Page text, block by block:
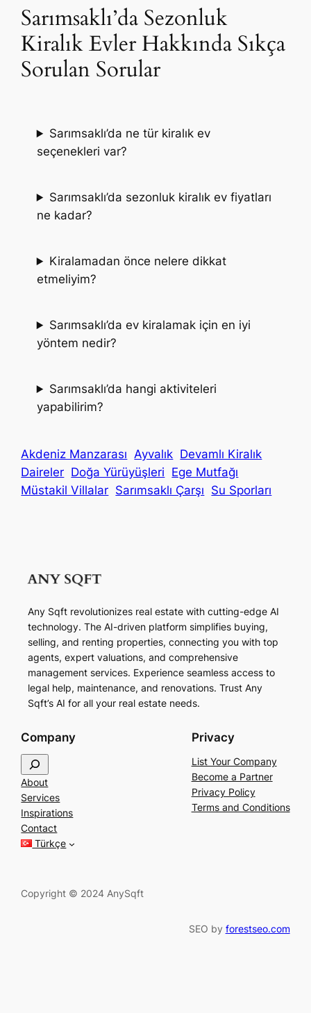
Sarımsaklı’da Sezonluk
Kiralık Evler Hakkında Sıkça
Sorulan Sorular
Sarımsaklı’da ne tür kiralık ev
seçenekleri var?
Sarımsaklı’da sezonluk kiralık ev fiyatları
ne kadar?
Kiralamadan önce nelere dikkat
etmeliyim?
Sarımsaklı’da ev kiralamak için en iyi
yöntem nedir?
Sarımsaklı’da hangi aktiviteleri
yapabilirim?
Akdeniz Manzarası Ayvalık Devamlı Kiralık
Daireler Doğa Yürüyüşleri Ege Mutfağı
Müstakil Villalar Sarımsaklı Çarşı Su Sporları
Any Sqft revolutionizes real estate with cutting-edge AI
technology. The AI-driven platform simplifies buying,
selling, and renting properties, connecting you with top
agents, expert valuations, and comprehensive
management services. Experience seamless access to
legal help, maintenance, and renovations. Trust Any
Sqft’s AI for all your real estate needs.
Company
e
a
r
c
h
About
Services
Inspirations
Contact
Türkçe
Privacy
List Your Company
Become a Partner
Privacy Policy
Terms and Conditions
Copyright © 2024 AnySqft
SEO by forestseo.com